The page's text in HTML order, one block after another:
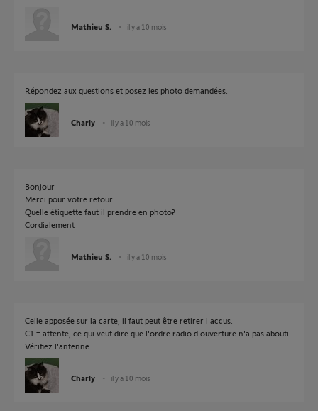
Mathieu S. il y a 10 mois
Répondez aux questions et posez les photo demandées.
Charly il y a 10 mois
Bonjour
Merci pour votre retour.
Quelle étiquette faut il prendre en photo?
Cordialement
Mathieu S. il y a 10 mois
Celle apposée sur la carte, il faut peut être retirer l'accus.
C1 = attente, ce qui veut dire que l'ordre radio d'ouverture n'a pas abouti.
Vérifiez l'antenne.
Charly il y a 10 mois